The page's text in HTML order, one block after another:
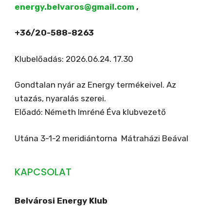
energy.belvaros@gmail.com ,
+36/20-588-8263
Klubelőadás: 2026.06.24. 17.30
Gondtalan nyár az Energy termékeivel. Az
utazás, nyaralás szerei.
Előadó: Németh Imréné Éva klubvezető
Utána 3-1-2 meridiántorna Mátraházi Beával
KAPCSOLAT
Belvárosi Energy Klub